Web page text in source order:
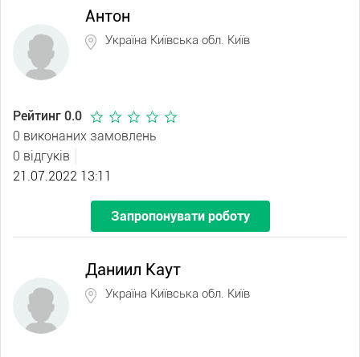
Антон
Україна Київська обл. Київ
Рейтинг 0.0
0 виконаних замовлень
0 відгуків
21.07.2022 13:11
Запропонувати роботу
Даниил Каут
Україна Київська обл. Київ